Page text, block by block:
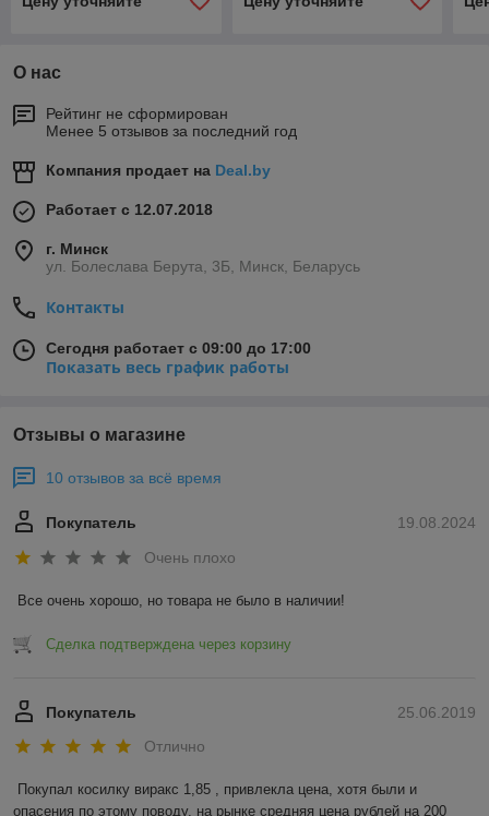
О нас
Рейтинг не сформирован
Менее 5 отзывов за последний год
Компания продает на Deal.by
Работает с 12.07.2018
г. Минск
ул. Болеслава Берута, 3Б, Минск, Беларусь
Контакты
Сегодня работает с 09:00 до 17:00
Показать весь график работы
Отзывы о магазине
10 отзывов за всё время
19.08.2024
Покупатель
Очень плохо
Все очень хорошо, но товара не было в наличии!
Сделка подтверждена через корзину
25.06.2019
Покупатель
Отлично
Покупал косилку виракс 1,85 , привлекла цена, хотя были и
опасения по этому поводу, на рынке средняя цена рублей на 200